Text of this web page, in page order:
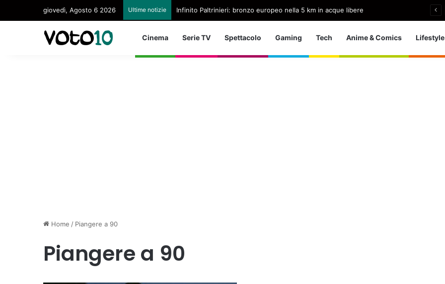
giovedì, Agosto 6 2026 Ultime notizie Chiara Ferragni, debutto da attrice in Come distruggere l’ex
Cinema Serie TV Spettacolo Gaming Tech Anime & Comics Lifestyle
Home / Piangere a 90
Piangere a 90